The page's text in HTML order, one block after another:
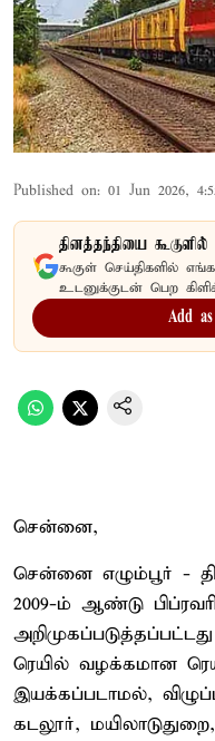
Published on: 01 Jun 2026,
தினத்தந்தியை
கூகுள் செய்திகளில்
உடனுக்குடன் பெற
Add
சென்னை,
சென்னை எழும்பூர் -
2009-ம் ஆண்டு
அறிமுகப்படுத்தப்பட்டது
ரெயில் வழக்கமான
இயக்கப்படாமல்,
கடலூர்,